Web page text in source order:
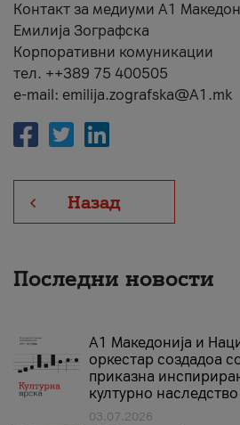
Контакт за медиуми А1
Емилија Зографска
Корпоративни комуникации
тел. ++389 75 400505
e-mail: emilija.zografska@A1.mk
Назад
Последни новости
А1 Македонија и
оркестар создадоа
приказна
културно наследство
03.07.2026